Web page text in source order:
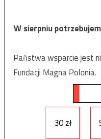
W sierpniu
Państwa wsparcie jest
Fundacji Magna Polonia.
30 zł